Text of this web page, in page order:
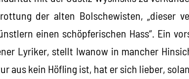
der alten Bolschewisten, „dieser
einen schöpferischen Hass“. Ein
Lyriker, stellt Iwanow in mancher
aus kein Höfling ist, hat er sich lieber,